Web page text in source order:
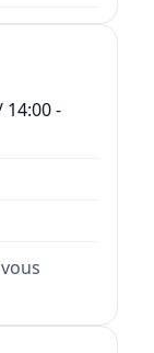
14:00 -